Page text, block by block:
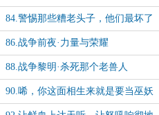
打猎，她就像是个误入疯狗巢穴的小
菇娘
84.警惕那些糟老头子，他们最坏了
86.战争前夜·力量与荣耀
88.战争黎明·杀死那个老兽人
90.唏，你这面相生来就是要当巫妖